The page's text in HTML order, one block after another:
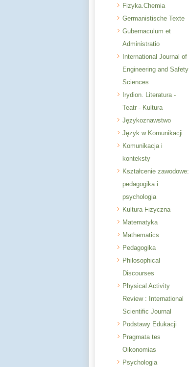
Fizyka.Chemia
Germanistische Texte
Gubernaculum et
Administratio
International Journal of
Engineering and Safety
Sciences
Irydion. Literatura -
Teatr - Kultura
Językoznawstwo
Język w Komunikacji
Komunikacja i
konteksty
Kształcenie zawodowe:
pedagogika i
psychologia
Kultura Fizyczna
Matematyka
Mathematics
Pedagogika
Philosophical
Discourses
Physical Activity
Review : International
Scientific Journal
Podstawy Edukacji
Pragmata tes
Oikonomias
Psychologia